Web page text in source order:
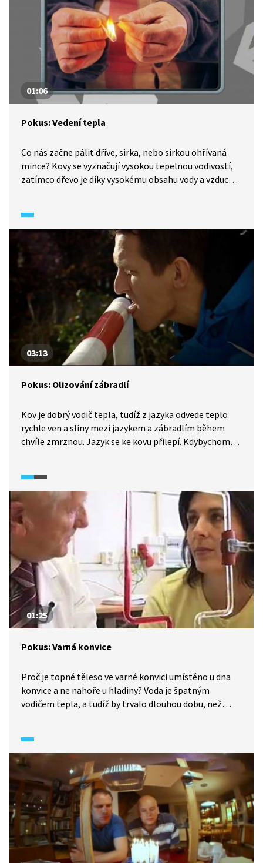
01:06
Pokus: Vedení tepla
Co nás začne pálit dříve, sirka, nebo sirkou ohřívaná
mince? Kovy se vyznačují vysokou tepelnou vodivostí,
zatímco dřevo je díky vysokému obsahu vody a vzduchu
03:13
Pokus: Olizování zábradlí
Kov je dobrý vodič tepla, tudíž z jazyka odvede teplo
rychle ven a sliny mezi jazykem a zábradlím během
chvíle zmrznou. Jazyk se ke kovu přilepí. Kdybychom
tepelné vodiče.
01:25
Pokus: Varná konvice
Proč je topné těleso ve varné konvici umístěno u dna
konvice a ne nahoře u hladiny? Voda je špatným
vodičem tepla, a tudíž by trvalo dlouhou dobu, než
samovolně zezdola nahoru.